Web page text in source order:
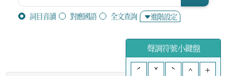
詞目音讀 對應國語 全文查詢 進階設定
聲調符號小鍵盤
ˊ
ˇ ˋ ^ +